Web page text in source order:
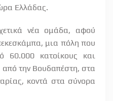
Ελλάδας.
νέα ομάδα, αφού
μια πόλη που
60.000 κατοίκους και
από την Βουδαπέστη, στα
κοντά στα σύνορα